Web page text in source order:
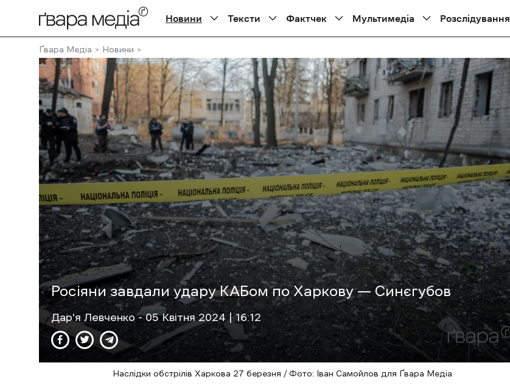
Новини Тексти Фактчек Мультимедіа Розслідування
Ґвара Медіа Новини
Росіяни завдали удару КАБом по Харкову — Синєгубов
Дар'я Левченко- 05 Квітня 2024 | 16:12
Наслідки обстрілів Харкова 27 березня / Фото: Іван Самойлов для Ґвара Медіа